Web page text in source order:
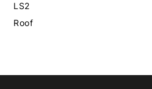
LS2
Roof